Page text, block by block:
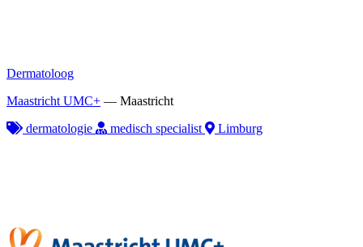
Dermatoloog
Maastricht UMC+ — Maastricht
dermatologie
medisch specialist Limburg